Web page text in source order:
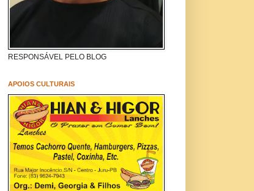
RESPONSÁVEL PELO BLOG
APOIOS CULTURAIS